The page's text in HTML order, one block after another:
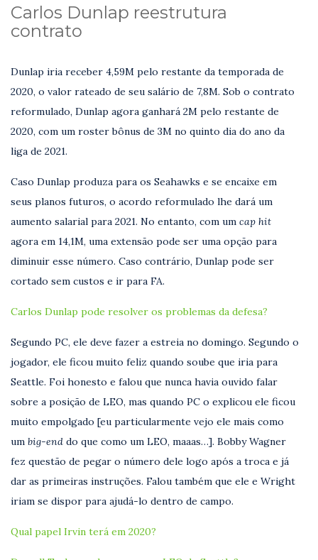
Carlos Dunlap reestrutura
contrato
Dunlap iria receber 4,59M pelo restante da temporada de
2020, o valor rateado de seu salário de 7,8M. Sob o contrato
reformulado, Dunlap agora ganhará 2M pelo restante de
2020, com um roster bônus de 3M no quinto dia do ano da
liga de 2021.
Caso Dunlap produza para os Seahawks e se encaixe em
seus planos futuros, o acordo reformulado lhe dará um
aumento salarial para 2021. No entanto, com um cap hit
agora em 14,1M, uma extensão pode ser uma opção para
diminuir esse número. Caso contrário, Dunlap pode ser
cortado sem custos e ir para FA.
Carlos Dunlap pode resolver os problemas da defesa?
Segundo PC, ele deve fazer a estreia no domingo. Segundo o
jogador, ele ficou muito feliz quando soube que iria para
Seattle. Foi honesto e falou que nunca havia ouvido falar
sobre a posição de LEO, mas quando PC o explicou ele ficou
muito empolgado [eu particularmente vejo ele mais como
um big-end do que como um LEO, maaas…]. Bobby Wagner
fez questão de pegar o número dele logo após a troca e já
dar as primeiras instruções. Falou também que ele e Wright
iriam se dispor para ajudá-lo dentro de campo.
Qual papel Irvin terá em 2020?